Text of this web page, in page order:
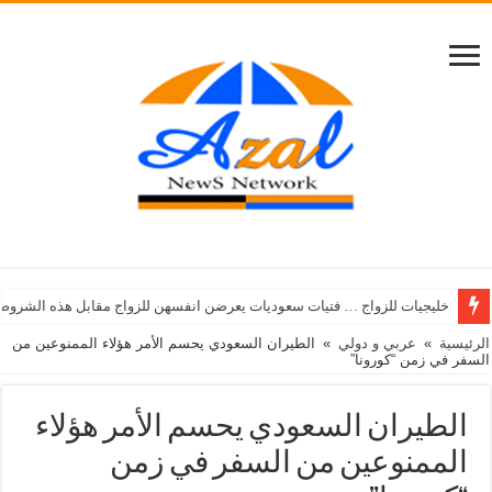
خليجيات للزواج … فتيات سعوديات يعرضن انفسهن للزواج مقابل هذه
الرئيسية » عربي و دولي »
الطيران السعودي يحسم الأمر هؤلاء الممنوعين من
السفر في زمن “كورونا”
الطيران السعودي يحسم الأمر هؤلاء
الممنوعين من السفر في زمن